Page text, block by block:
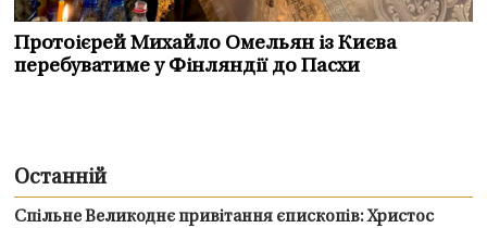
Протоієрей Михайло Омельян із Києва
перебуватиме у Фінляндії до Пасхи
Останній
Спільне Великоднє привітання єпископів: Христос